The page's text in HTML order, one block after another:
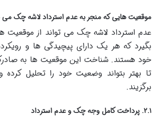
موقعیت هایی که منجر به عدم استرداد لاشه چک می
عدم استرداد لاشه چک می تواند از
بگیرد که هر یک دارای پیچیدگی ها و
خود هستند. شناخت این موقعیت ها به
تا بهتر بتواند وضعیت خود را تحلیل کرده
برگزیند.
۲.۱. پرداخت کامل وجه چک و عدم استرداد